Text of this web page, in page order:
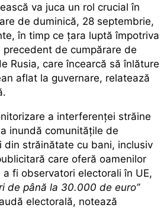
va juca un rol crucial în
de duminică, 28 septembrie,
în timp ce țara luptă împotriva
de cumpărare de
Rusia, care încearcă să înlăture
aflat la guvernare, relatează
a interferenței străine
inundă comunitățile de
din străinătate cu bani, inclusiv
care oferă oamenilor
fi observatori electorali în UE,
de până la 30.000 de euro”
electorală, notează